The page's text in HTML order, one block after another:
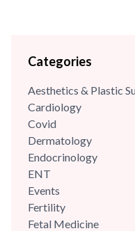
Categories
Aesthetics & Plastic
Cardiology
Covid
Dermatology
Endocrinology
ENT
Events
Fertility
Fetal Medicine